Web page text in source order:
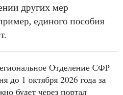
других мер
единого пособия
Отделение СФР
до 1 октября 2026 года за
будет через портал